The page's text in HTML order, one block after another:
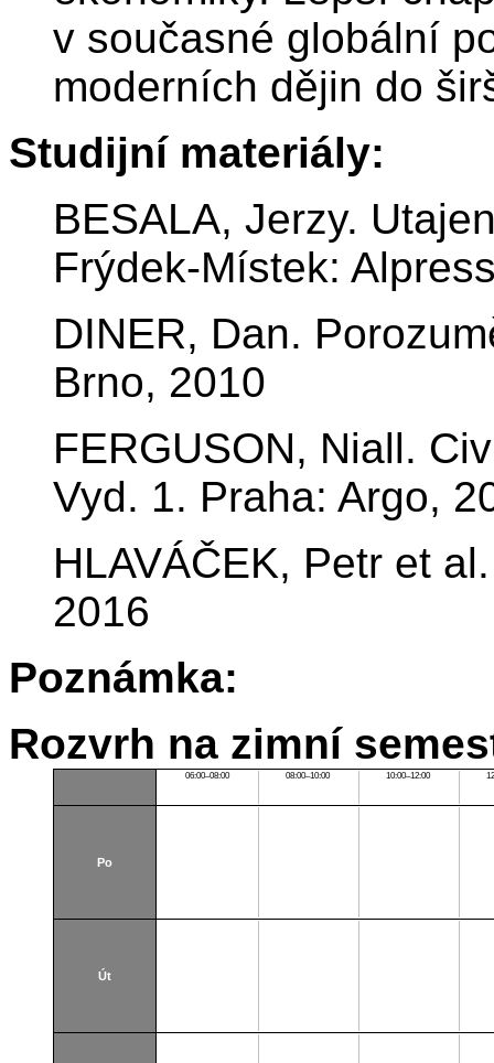
v současné globální
moderních dějin do
Studijní materiály:
BESALA, Jerzy.
Frýdek-Místek:
DINER, Dan.
Brno, 2010
FERGUSON, Niall.
Vyd. 1. Praha: Argo,
HLAVÁČEK, Petr et
2016
Poznámka:
Rozvrh na zimní
06:00–08:00 08:00–10:00 10:00–12:00
Po
Út